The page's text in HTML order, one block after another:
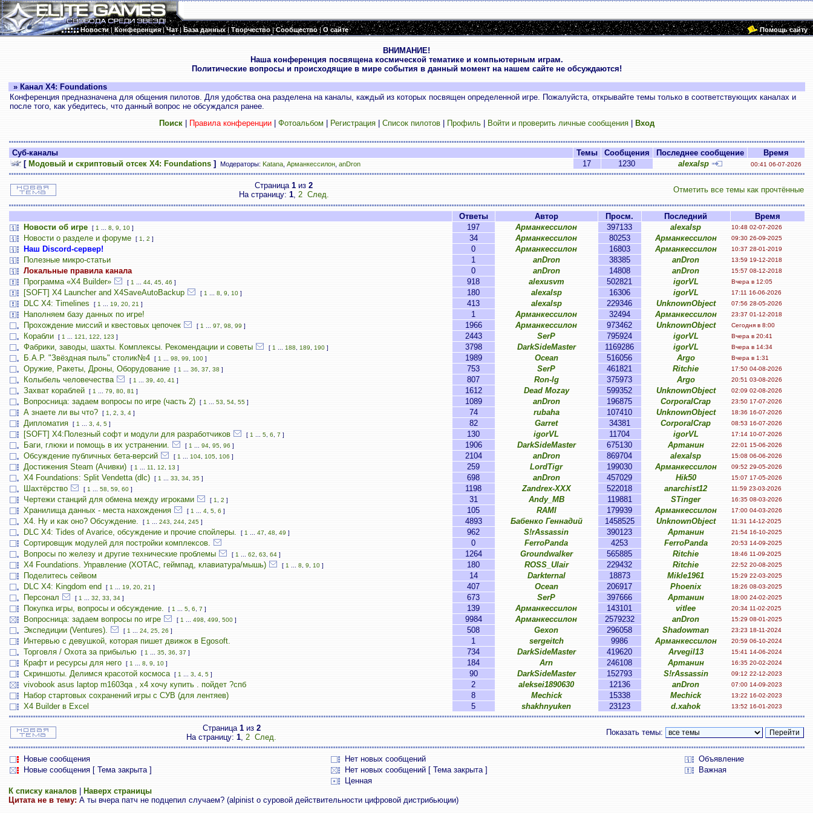
Новости|Конференция|Чат|База данных|Творчество|Сообщество|О сайте Помощь сайту
ВНИМАНИЕ!
Наша конференция посвящена космической тематике и компьютерным играм.
Политические вопросы и происходящие в мире события в данный момент на нашем сайте не обсуждаются!
» Канал X4: Foundations
Конференция предназначена для общения пилотов. Для удобства она разделена на каналы, каждый из которых посвящен определенной игре. Пожалуйста, открывайте темы только в соответствующих каналах и
после того, как убедитесь, что данный вопрос не обсуждался ранее.
Поиск| Правила конференции| Фотоальбом Регистрация| Список пилотов| Профиль| Войти и проверить личные сообщения| Вход
Суб-каналы Темы Сообщения Последнее сообщение
Время
[ Модовый и скриптовый отсек X4: Foundations] Модераторы: Katana, Арманкессилон, anDron 17 1230 alexalsp 00:41 06-07-2026
Страница 1 из 2
На страницу: 1, 2 След.
Отметить все темы как прочтённые
Ответы Автор Просм. Последний
Время
Новости об игре
[ 1 8 9 10] 197 Арманкессилон 397133 alexalsp 10:48 02-07-2026
Новости о разделе и форуме [ 1 2 ] 34 Арманкессилон 80253 Арманкессилон 09:30 26-09-2025
Наш Discord-сервер! 0 Арманкессилон 16803 Арманкессилон 10:37 28-01-2019
Полезные микро-статьи 1 anDron 38385 anDron 13:59 19-12-2018
Локальные правила канала 0 anDron 14808 anDron 15:57 08-12-2018
Программа «X4 Builder» [ 1 44, 45, 46] 918 alexusvm 502821 igorVL Вчера в 12:05
[SOFT] X4 Launcher and X4SaveAutoBackup [ 1 8 9 10] 180 alexalsp 16306 igorVL 17:11 16-06-2026
DLC X4: Timelines [ 1 19 20, 21 ] 413 alexalsp 229346 UnknownObject 07:56 28-05-2026
Наполняем базу данных по игре! 1 Арманкессилон 32494 Арманкессилон 23:37 01-12-2018
Прохождение миссий и квестовых цепочек [ 1 97 98 99 ] 1966 Арманкессилон 973462 UnknownObject Сегодня в 8:00
Корабли [ 1 121 122 123 ] 2443 SerP 795924 igorVL Вчера в 20:41
Фабрики, заводы, шахты. Комплексы. Рекомендации и советы [ 1 188 189 190] 3798 DarkSideMaster 1169286 igorVL Вчера в 14:34
Б.А.Р. "Звёздная пыль" столик№4 [ 1 98 99 100] 1989 Ocean 516056 Argo Вчера в 1:31
Оружие, Ракеты, Дроны, Оборудование [ 1 36, 37 38 ] 753 SerP 461821 Ritchie 17:50 04-08-2026
Колыбель человечества [ 1 39 40, 41 ] 807 Ron-lg 375973 Argo 20:51 03-08-2026
Захват кораблей [ 1 79 80, 81 ] 1612 Dead Mozay 599352 UnknownObject 02:09 02-08-2026
Вопросница: задаем вопросы по игре (часть 2) [ 1 53 54, 55] 1089 anDron 196875 CorporalCrap 23:50 17-07-2026
А знаете ли вы что? [ 1 2 3 4] 74 rubaha 107410 UnknownObject 18:36 16-07-2026
Дипломатия [ 1 3 4, 5] 82 Garret 34381 CorporalCrap 08:53 16-07-2026
[SOFT] X4:Полезный софт и модули для разработчиков [ 1 5, 6, 7 ] 130 igorVL 11704 igorVL 17:14 10-07-2026
Баги, глюки и помощь в их устранении. [ 1 94, 95, 96] 1906 DarkSideMaster 675130 Артанин 22:01 15-06-2026
Обсуждение публичных бета-версий [ 1 104, 105, 106] 2104 anDron 869704 alexalsp 15:08 06-06-2026
Достижения Steam (Ачивки) [ 1 11 12 13 ] 259 LordTigr 199030 Арманкессилон 09:52 29-05-2026
X4 Foundations: Split Vendetta (dlc) [ 1 33 34, 35] 698 anDron 457029 Hik50 15:07 17-05-2026
Шахтёрство [ 1 58 59 60] 1198 Zandrex-XXX 522018 anarchist12 11:59 23-03-2026
Чертежи станций для обмена между игроками [ 1 2 ] 31 Andy_MB 119881 STinger 16:35 08-03-2026
Хранилища данных - места нахождения [ 1 4, 5, 6] 105 RAMI 179939 Арманкессилон 17:00 04-03-2026
Х4. Ну и как оно? Обсуждение. [ 1 243 244, 245] 4893 Бабенко Геннадий 1458525 UnknownObject 11:31 14-12-2025
DLC X4: Tides of Avarice, обсуждение и прочие спойлеры. [ 1 47 48 49 ] 962 S!rAssassin 390123 Артанин 21:54 16-10-2025
Сортировщик модулей для постройки комплексов. 0 FerroPanda 4253 FerroPanda 20:53 14-09-2025
Вопросы по железу и другие технические проблемы [ 1 62 63 64] 1264 Groundwalker 565885 Ritchie 18:46 11-09-2025
X4 Foundations. Управление (ХОТАС, геймпад, клавиатура/мышь) [ 1 8 9 10] 180 ROSS_Ulair 229432 Ritchie 22:52 20-08-2025
Поделитесь сейвом 14 Darkternal 18873 Mikle1961 15:29 22-03-2025
DLC X4: Kingdom end [ 1 19 20, 21 ] 407 Ocean 206917 Phoenix 18:26 08-03-2025
Персонал [ 1 32 33 34] 673 SerP 397666 Артанин 18:00 24-02-2025
Покупка игры, вопросы и обсуждение. [ 1 5, 6, 7 ] 139 Арманкессилон 143101 vitlee 20:34 11-02-2025
Вопросница: задаем вопросы по игре [ 1 498 499 500] 9984 Арманкессилон 2579232 anDron 15:29 08-01-2025
Экспедиции (Ventures). [ 1 24, 25, 26] 508 Gexon 296058 Shadowman 23:23 18-11-2024
Интервью с девушкой, которая пишет движок в Egosoft. 1 sergeitch 9986 Арманкессилон 20:59 06-10-2024
Торговля / Охота за прибылью [ 1 35, 36, 37 ] 734 DarkSideMaster 419620 Arvegil13 15:41 14-06-2024
Крафт и ресурсы для него [ 1 8 9 10] 184 Arn 246108 Артанин 16:35 20-02-2024
Скриншоты. Делимся красотой космоса [ 1 3 4, 5] 90 DarkSideMaster 152793 S!rAssassin 09:12 22-12-2023
vivobook asus laptop m1603qa , х4 хочу купить . пойдет ?спб 2 aleksei1890630 12136 anDron 07:00 14-09-2023
Набор стартовых сохранений игры с СУВ (для лентяев) 8 Mechick 15338 Mechick 13:22 16-02-2023
X4 Builder в Excel 5 shakhnyuken 23123 d.xahok 13:52 16-01-2023
Страница 1из 2
На страницу: 1, 2 След.
Показать темы:
Новые сообщения Нет новых сообщений
Объявление
Новые сообщения [ Тема закрыта ]
Нет новых сообщений [ Тема закрыта ]
Важная
Ценная
К списку каналов|
Наверх страницы
Цитата не в тему:А ты вчера патч не подцепил случаем? (alpinist о суровой действительности цифровой дистрибьюции)